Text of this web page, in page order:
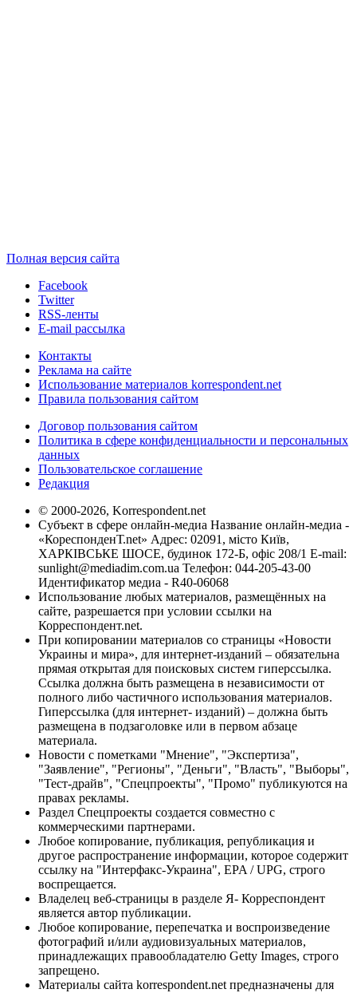
Полная версия сайта
Facebook
Twitter
RSS-ленты
E-mail рассылка
Контакты
Реклама на сайте
Использование материалов korrespondent.net
Правила пользования сайтом
Договор пользования сайтом
Политика в сфере конфиденциальности и персональных
данных
Пользовательское соглашение
Редакция
© 2000-2026, Korrespondent.net
Субъект в сфере онлайн-медиа Название онлайн-медиа -
«КореспонденТ.net» Адрес: 02091, місто Київ,
ХАРКІВСЬКЕ ШОСЕ, будинок 172-Б, офіс 208/1 E-mail:
sunlight@mediadim.com.ua Телефон: 044-205-43-00
Идентификатор медиа - R40-06068
Использование любых материалов, размещённых на
сайте, разрешается при условии ссылки на
Корреспондент.net.
При копировании материалов со страницы «Новости
Украины и мира», для интернет-изданий – обязательна
прямая открытая для поисковых систем гиперссылка.
Ссылка должна быть размещена в независимости от
полного либо частичного использования материалов.
Гиперссылка (для интернет- изданий) – должна быть
размещена в подзаголовке или в первом абзаце
материала.
Новости с пометками "Мнение", "Экспертиза",
"Заявление", "Регионы", "Деньги", "Власть", "Выборы",
"Тест-драйв", "Спецпроекты", "Промо" публикуются на
правах рекламы.
Раздел Спецпроекты создается совместно с
коммерческими партнерами.
Любое копирование, публикация, републикация и
другое распространение информации, которое содержит
ссылку на "Интерфакс-Украина", EPA / UPG, строго
воспрещается.
Владелец веб-страницы в разделе Я- Корреспондент
является автор публикации.
Любое копирование, перепечатка и воспроизведение
фотографий и/или аудиовизуальных материалов,
принадлежащих правообладателю Getty Images, строго
запрещено.
Материалы сайта korrespondent.net предназначены для